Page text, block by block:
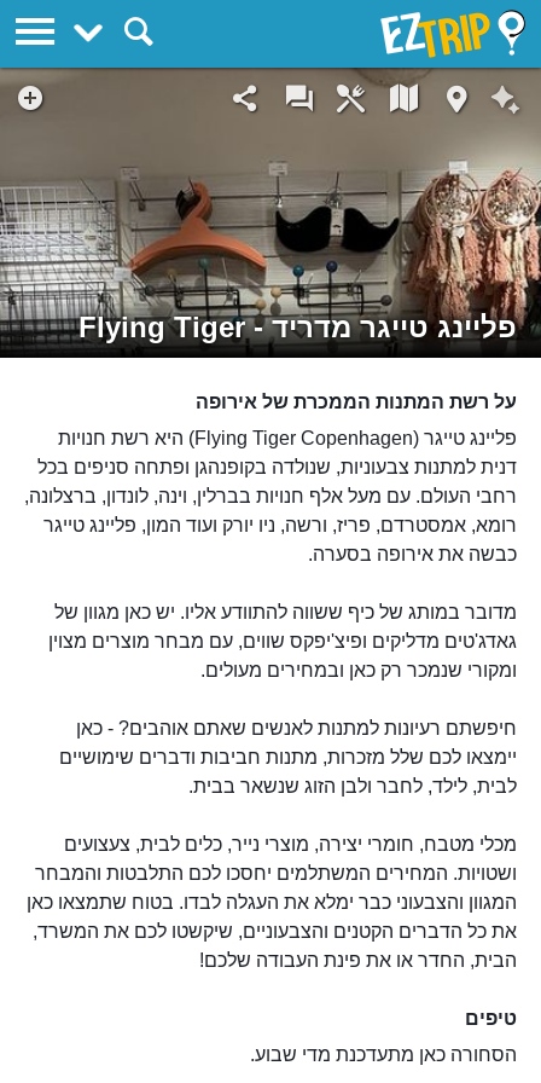
פליינג טייגר מדריד - Flying Tiger
על רשת המתנות הממכרת של אירופה
פליינג טייגר (Flying Tiger Copenhagen) היא רשת חנויות
דנית למתנות צבעוניות, שנולדה בקופנהגן ופתחה סניפים בכל
רחבי העולם. עם מעל אלף חנויות בברלין, וינה, לונדון, ברצלונה,
רומא, אמסטרדם, פריז, ורשה, ניו יורק ועוד המון, פליינג טייגר
כבשה את אירופה בסערה.
מדובר במותג של כיף ששווה להתוודע אליו. יש כאן מגוון של
גאדג'טים מדליקים ופיצ'יפקס שווים, עם מבחר מוצרים מצוין
ומקורי שנמכר רק כאן ובמחירים מעולים.
חיפשתם רעיונות למתנות לאנשים שאתם אוהבים? - כאן
יימצאו לכם שלל מזכרות, מתנות חביבות ודברים שימושיים
לבית, לילד, לחבר ולבן הזוג שנשאר בבית.
מכלי מטבח, חומרי יצירה, מוצרי נייר, כלים לבית, צעצועים
ושטויות. המחירים המשתלמים יחסכו לכם התלבטות והמבחר
המגוון והצבעוני כבר ימלא את העגלה לבדו. בטוח שתמצאו כאן
את כל הדברים הקטנים והצבעוניים, שיקשטו לכם את המשרד,
הבית, החדר או את פינת העבודה שלכם!
טיפים
הסחורה כאן מתעדכנת מדי שבוע.
EZTrip